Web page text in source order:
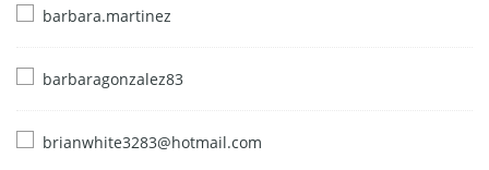
barbara.martinez
barbaragonzalez83
brianwhite3283@hotmail.com